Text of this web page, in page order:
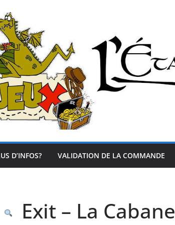
D’INFOS? VALIDATION DE LA COMMANDE
Exit – La Cabane